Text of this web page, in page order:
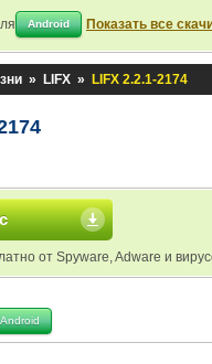
Android Показать все
» LIFX » LIFX 2.2.1-2174
от Spyware, Adware и
Android